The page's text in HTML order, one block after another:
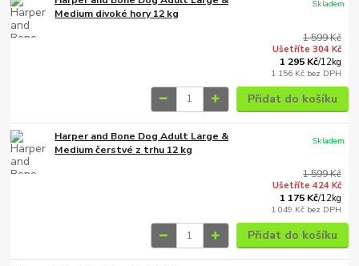
Medium divoké hory 12 kg
1 599 Kč
Ušetříte 304 Kč
1 295 Kč/12kg
1 156 Kč bez DPH
Skladem
Přidat do košíku
Harper and Bone Dog Adult Large &
Medium čerstvé z trhu 12 kg
1 599 Kč
Ušetříte 424 Kč
1 175 Kč/12kg
1 049 Kč bez DPH
Skladem
Přidat do košíku